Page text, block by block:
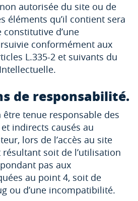
autorisée du site ou de
éléments qu’il contient sera
d’une
conformément aux
L.335-2 et suivants du
de responsabilité.
être tenue responsable des
indirects causés au
lors de l’accès au site
soit de l’utilisation
pas aux
au point 4, soit de
ou d’une incompatibilité.